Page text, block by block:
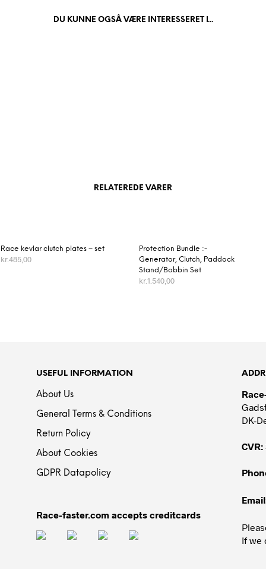
DU KUNNE OGSÅ VÆRE INTERESSERET I...
RELATEREDE VARER
Race kevlar clutch plates – set
kr.485,00
Protection Bundle :-
Generator, Clutch, Paddock
Stand/Bobbin Set
kr.1.540,00
USEFUL INFORMATION
About Us
General Terms & Conditions
Return Policy
About Cookies
GDPR Datapolicy
Race-faster.com accepts creditcards
DK-
CVR:
If we